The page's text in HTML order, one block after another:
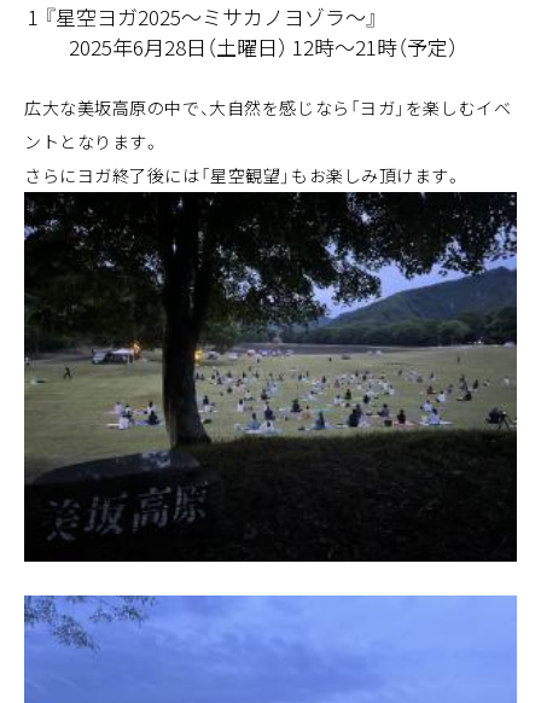
1 『星空ヨガ2025～ミサカノヨゾラ～』
2025年6月28日（土曜日） 12時～21時（予定）
広大な美坂高原の中で、大自然を感じなら「ヨガ」を楽しむイベ
ントとなります。
さらにヨガ終了後には「星空観望」もお楽しみ頂けます。